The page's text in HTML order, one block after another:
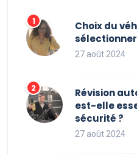
Choix du
27 août 2024
Révision
est-elle
sécurité ?
27 août 2024